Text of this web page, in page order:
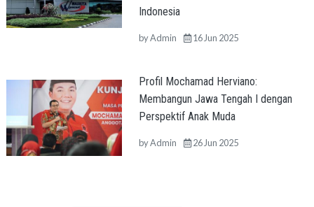
Indonesia
byAdmin 16 Jun 2025
Profil Mochamad Herviano:
Membangun Jawa Tengah I dengan
Perspektif Anak Muda
byAdmin 26 Jun 2025